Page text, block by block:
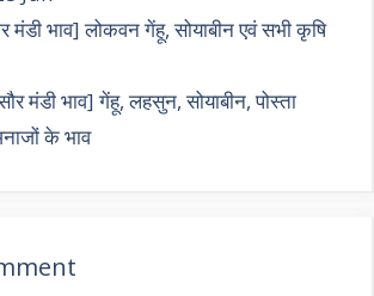
oभाव] लोकवन गेंहू, सोयाबीन एवं सभी कृषि
मंडी भाव] गेंहू, लहसुन, सोयाबीन, पोस्ता
के भाव